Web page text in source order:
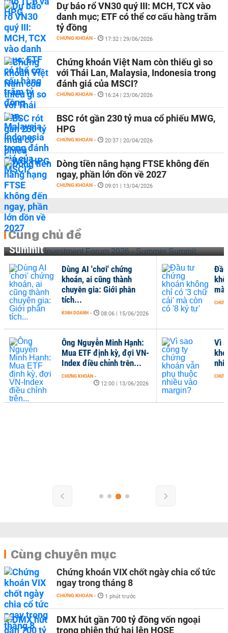
Dự báo rổ VN30 quý III: MCH, TCX vào
danh mục; ETF có thể cơ cấu hàng trăm
tỷ đồng
CHỨNG KHOÁN - 17:32 | 29/06/2026
Chứng khoán Việt Nam còn thiếu gì so
với Thái Lan, Malaysia, Indonesia trong
đánh giá của MSCI?
CHỨNG KHOÁN - 16:24 | 23/06/2026
BSC rót gần 230 tỷ mua cổ phiếu MWG,
HPG
CHỨNG KHOÁN - 20:37 | 20/04/2026
Dòng tiền nâng hạng FTSE không đến
ngay, phần lớn dồn về 2027
CHỨNG KHOÁN - 09:01 | 13/04/2026
Cùng chủ đề
Vietnam Investment Forum 2026 - Summer
Summit
Vì
Dùng AI 'chơi' chứng
khoán, ai cũng thành
chuyên gia: Giới phân
tích...
KINH DOANH - 08:06 | 15/06/2026
Ông Nguyễn Minh Hạnh:
Mua ETF định kỳ, đợi VN-
Index điều chỉnh trên...
CHỨNG KHOÁN -
12:00 | 13/06/2026
mà
Cùng chuyên mục
Chứng khoán VIX chốt ngày chia cổ tức
ngay trong tháng 8
CHỨNG KHOÁN - 1 phút trước
DMX hút gần 700 tỷ đồng vốn ngoại
trong phiên thứ hai lên HOSE